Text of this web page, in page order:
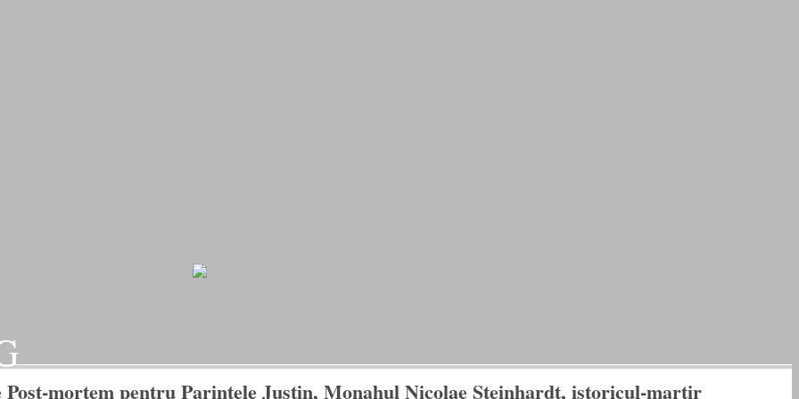
mortem pentru Parintele Justin, Monahul Nicolae Steinhardt, istoricul-martir